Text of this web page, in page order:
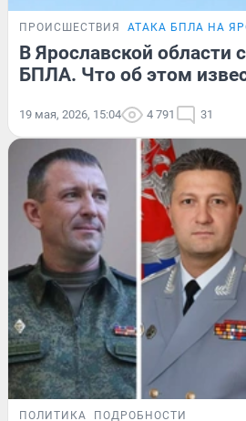
ПРОИСШЕСТВИЯ АТАКА БПЛА НА
В Ярославской области
БПЛА. Что об этом
19 мая, 2026, 15:04 4 791 31
ПОЛИТИКА ПОДРОБНОСТИ